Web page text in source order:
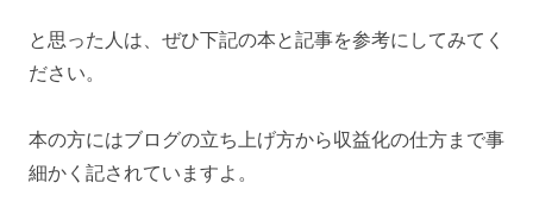
と思った人は、ぜひ下記の本と記事を参考にしてみてく
ださい。
本の方にはブログの立ち上げ方から収益化の仕方まで事
細かく記されていますよ。